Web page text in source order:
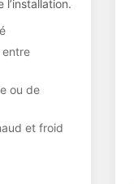
entre
ou de
et froid